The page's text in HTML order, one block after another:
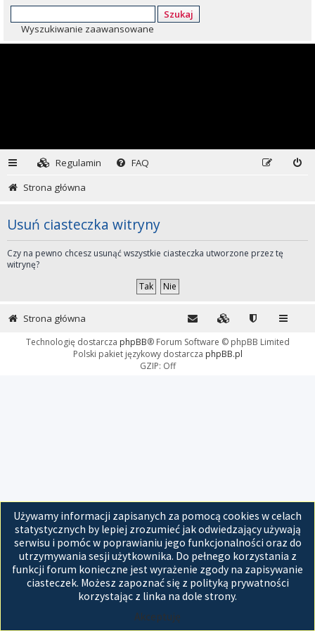
Szukaj
Wyszukiwanie zaawansowane
Regulamin
FAQ
Strona główna
Usuń ciasteczka witryny
Czy na pewno chcesz usunąć wszystkie ciasteczka utworzone przez tę
witrynę?
Używamy informacji zapisanych za pomocą cookies w celach
statystycznych by lepiej zrozumieć jak odwiedzający używają
serwisu i pomóc w poprawianiu jego funkcjonalności oraz do
utrzymywania sesji użytkownika. Do pełnego korzystania z
funkcji forum konieczne jest wyrażenie zgody na zapisywanie
ciasteczek. Możesz zapoznać się z polityką prywatności
korzystając z linka na dole strony.
Akceptuję
Strona główna
Technologię dostarcza phpBB® Forum Software © phpBB Limited
Polski pakiet językowy dostarcza phpBB.pl
GZIP: Off